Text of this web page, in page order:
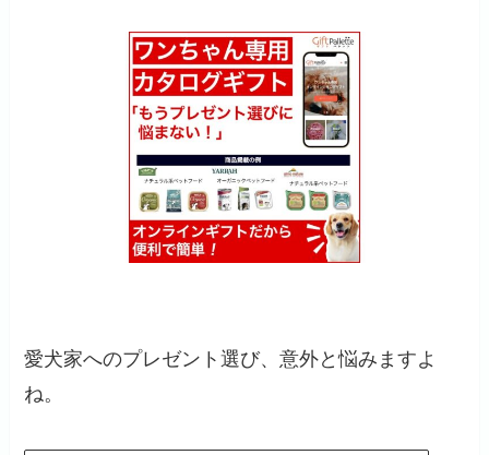
愛犬家へのプレゼント選び、意外と悩みますよ
ね。